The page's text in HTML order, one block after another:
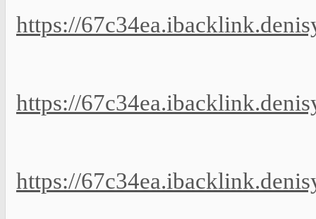
https://
https://
https://